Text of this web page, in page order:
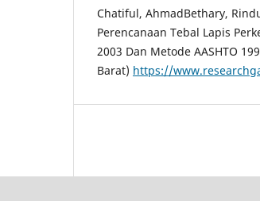
Chatiful, AhmadBethary,
Perencanaan Tebal Lapis
2003 Dan Metode AASHTO
Barat) https://